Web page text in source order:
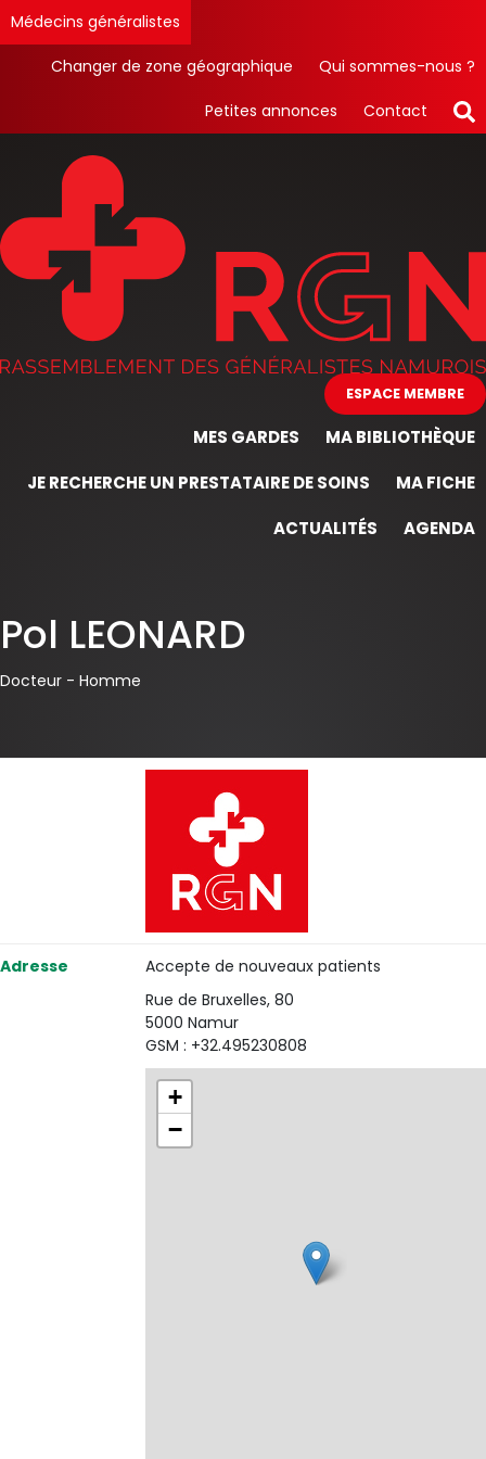
Médecins généralistes
Changer de zone géographique Qui sommes-nous ?
Petites annonces Contact
ESPACE MEMBRE
MES GARDES
MA BIBLIOTHÈQUE
JE RECHERCHE UN PRESTATAIRE DE SOINS
MA FICHE
ACTUALITÉS
AGENDA
Pol LEONARD
Docteur - Homme
Adresse
Accepte de nouveaux patients
Rue de Bruxelles, 80
5000 Namur
GSM : +32.495230808
+
−